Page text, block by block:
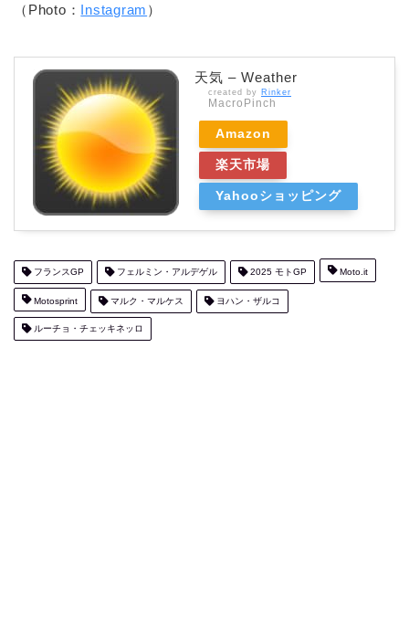
（Photo： Instagram ）
天気 – Weather
created by Rinker
MacroPinch
Amazon
楽天市場
Yahooショッピング
フランスGP フェルミン・アルデゲル 2025 モトGP Moto.it
Motosprint マルク・マルケス ヨハン・ザルコ
ルーチョ・チェッキネッロ